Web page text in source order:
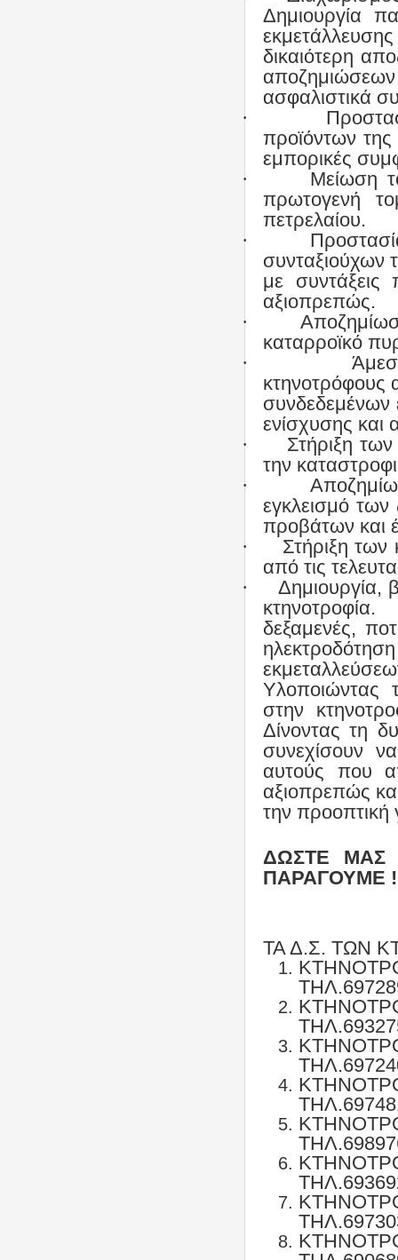
Δημιουργία
δικαιότερη
ασφαλιστικά
·
προϊόντων
εμπορικές
·
Μείωση
πρωτογενή
πετρελαίου.
·
συνταξιούχων
με
αξιοπρεπώς.
·
καταρροϊκό
·
κτηνοτρόφους
συνδεδεμένων
ενίσχυσης και
·
Στήριξη
την
·
εγκλεισμό
προβάτων και
·
Στήριξη
από τις
·
Δημιουργία,
δεξαμενές,
Υλοποιώντας
στην
Δίνοντας τη
συνεχίσουν
αυτούς που
αξιοπρεπώς
την προοπτική
ΔΩΣΤΕ ΜΑΣ
ΠΑΡΑΓΟΥΜΕ
ΤΑ Δ.Σ. ΤΩΝ